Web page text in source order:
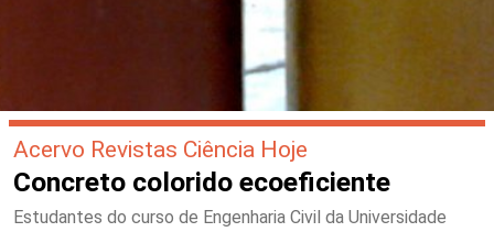
Acervo Revistas Ciência Hoje
Concreto colorido ecoeficiente
Estudantes do curso de Engenharia Civil da Universidade